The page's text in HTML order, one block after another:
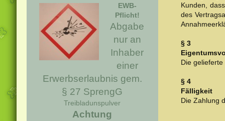
Kunden,
des
§ 3
Die
§ 4
Fälligkeit
Die Zahlung
EWB-
Pflicht!
Abgabe
nur an
Inhaber
einer
Erwerbserlaubnis gem.
§ 27 SprengG
Treibladunspulver
Achtung